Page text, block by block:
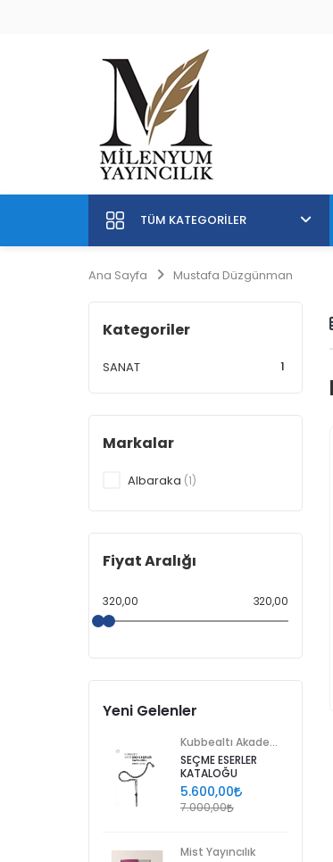
TÜM KATEGORILER
Ana Sayfa Mustafa Düzgünman
Kategoriler
SANAT 1
Markalar
Albaraka (1)
Fiyat Aralığı
320,00 320,00
Yeni Gelenler
SEÇME ESERLER
KATALOĞU
5.600,00
7.000,00
Mist Yayıncılık